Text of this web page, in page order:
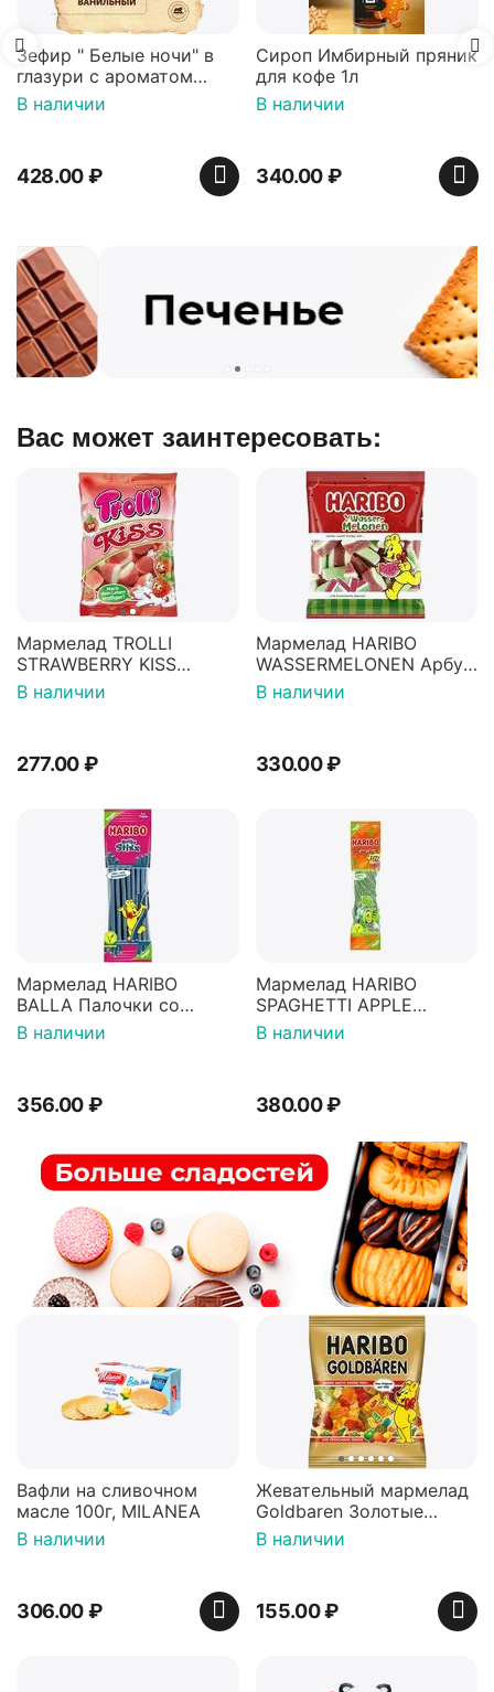
Зефир " Белые ночи" в
глазури с ароматом
ванили декорированный
900 гр*4 (телевизор)
В наличии
428.00₽
Сироп Имбирный пряник
для кофе 1л
В наличии
340.00₽
Вас может заинтересовать:
Мармелад TROLLI
STRAWBERRY KISS
Клубничный поцелуй
100г
В наличии
277.00₽
Мармелад HARIBO
WASSERMELONEN Арбуз
160г
В наличии
330.00₽
Мармелад HARIBO
BALLA Палочки со
вкусом Малина-Ежевика
200г
В наличии
356.00₽
Мармелад HARIBO
SPAGHETTI APPLE
Спагетти Яблоко 200г
В наличии
380.00₽
Вафли на сливочном
масле 100г, MILANEA
В наличии
306.00₽
Жевательный мармелад
Goldbaren Золотые
мишки 100г, Германия
В наличии
155.00₽